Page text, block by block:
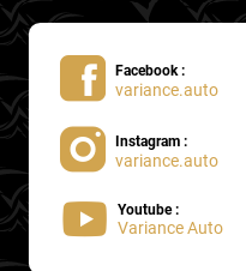
Saturn
Scania
Seat
Facebook :
variance.auto
Instagram :
variance.auto
Youtube :
Variance Auto